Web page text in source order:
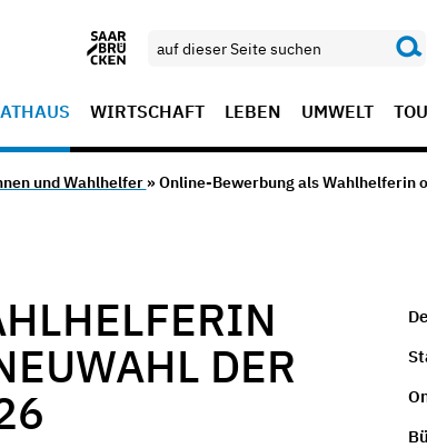
WIRTSCHAFT LEBEN UMWELT
und Wahlhelfer » Online-Bewerbung als Wahlhelferin
DER